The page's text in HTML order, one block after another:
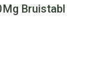
Bruistabl